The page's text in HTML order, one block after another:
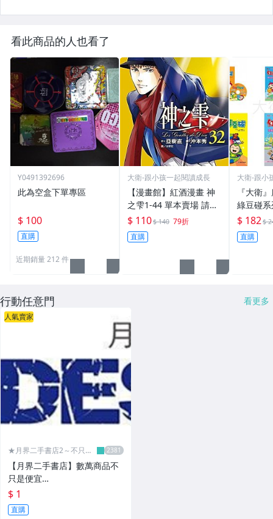
看此商品的人也看了
Y0491392696
此為空盒下單專區
$ 100
直購
近期銷量 212 件
大衛-跟小孩一起閱讀成長
【漫畫館】紅酒漫畫 神
之雫1-44 單本賣場 請告
知哪一集
$ 110$ 140 79折
直購
大衛-跟小
『大衛
綠豆碰
$ 182$
直購
行動任意門 看更多
人氣賣家
★月界二手書店2～不只是
【月界二手書店】數萬商品不
只是便宜…
$ 1
直購